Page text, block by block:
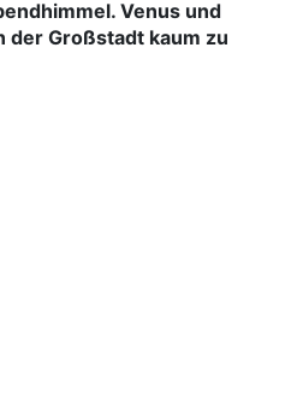
Venus und
Großstadt kaum zu